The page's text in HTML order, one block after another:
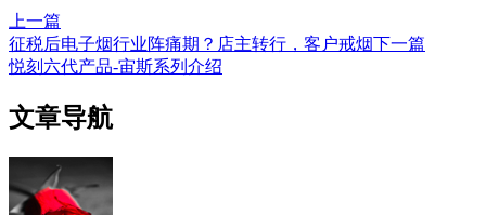
上一篇
征税后电子烟行业阵痛期？店主转行，客户戒烟下一篇
悦刻六代产品-宙斯系列介绍
文章导航